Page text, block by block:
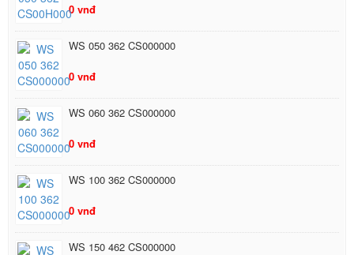
0 vnđ
WS 050 362 CS000000
0 vnđ
WS 060 362 CS000000
0 vnđ
WS 100 362 CS000000
0 vnđ
WS 150 462 CS000000